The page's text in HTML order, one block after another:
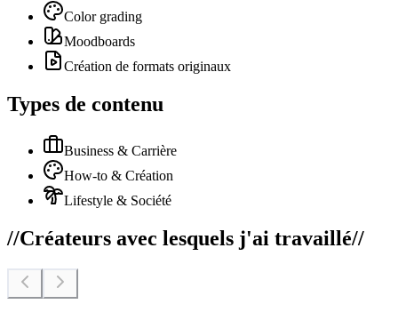
Color grading
Moodboards
Création de formats originaux
Types de contenu
Business & Carrière
How-to & Création
Lifestyle & Société
//Créateurs avec lesquels j'ai travaillé//